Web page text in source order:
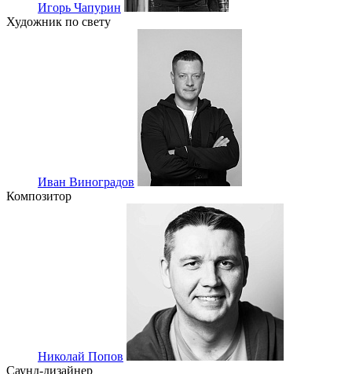
Игорь Чапурин
Художник по свету
Иван Виноградов
Композитор
Николай Попов
Саунд-дизайнер